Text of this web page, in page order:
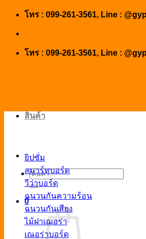
Skip
โทร : 099-261-3561, Line :
โทร : 099-261-3561, Line :
ค้นหา:
0
สินค้า
ยิปซั่ม
สมาร์ทบอร์ด
วีว่าบอร์ด
ฉนวนกันความร้อน
ฉนวนกันเสียง
ไม้ฝาเฌอร่า
เณอร่าบอร์ด